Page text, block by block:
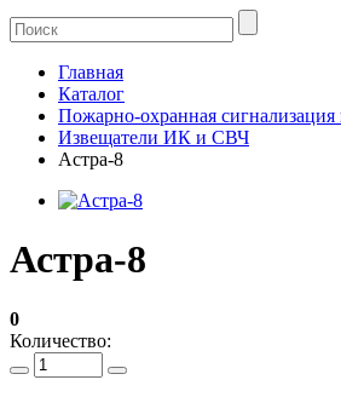
Главная
Каталог
Пожарно-охранная
Извещатели ИК и СВЧ
Астра-8
Астра-8
0
Количество: